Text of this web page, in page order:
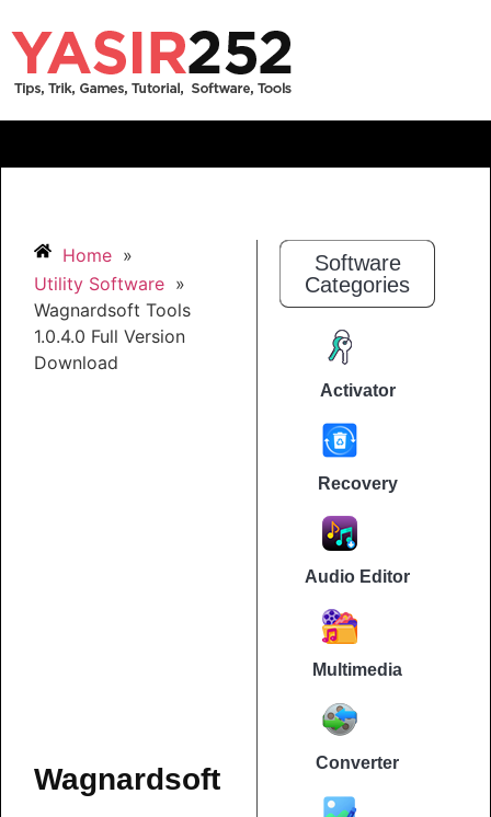
Home »
Utility Software »
Wagnardsoft Tools
1.0.4.0 Full Version
Download
Wagnardsoft
Software
Categories
Activator
Recovery
Audio Editor
Multimedia
Converter